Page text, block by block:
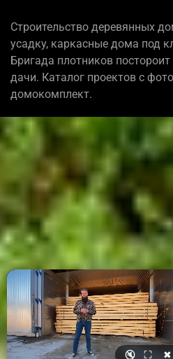
Строительство деревянных
усадку, каркасные дома под
Бригада плотников
дачи. Каталог проектов с
домокомплект.
🔇 ⛶ ✖